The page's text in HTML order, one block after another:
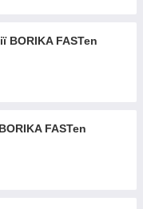
BORIKA FASTen
FASTen